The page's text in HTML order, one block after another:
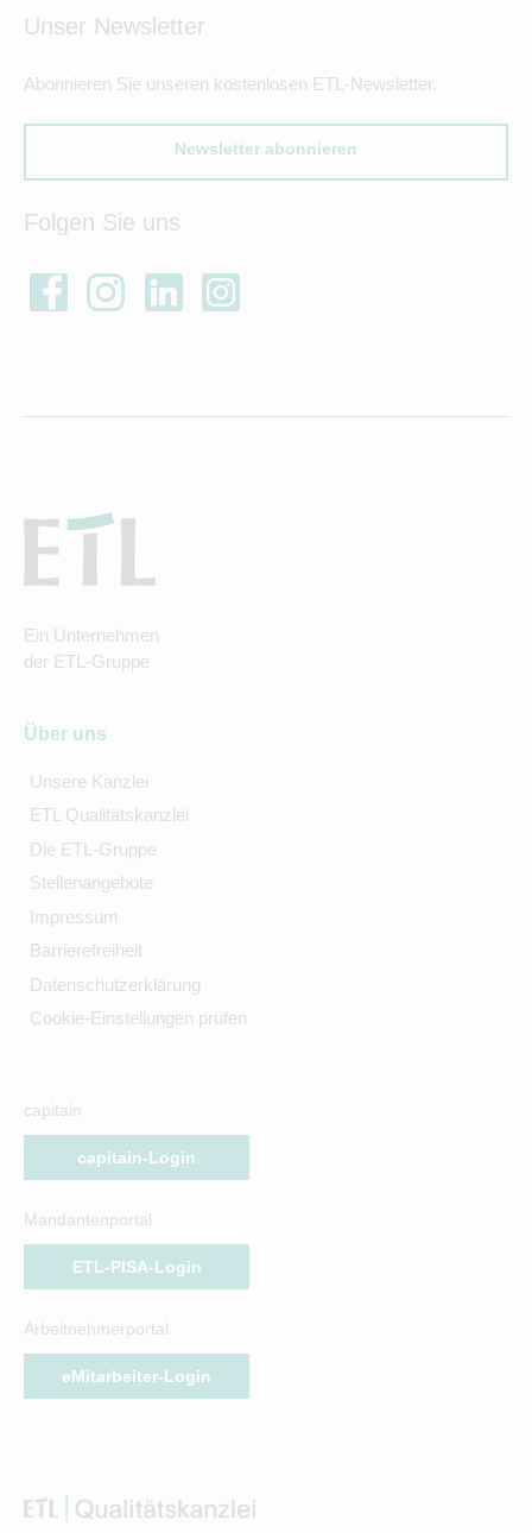
Unser Newsletter
Abonnieren Sie unseren kostenlosen ETL-Newsletter.
Newsletter abonnieren
Folgen Sie uns
Ein Unternehmen
der ETL-Gruppe
Über uns
Unsere Kanzlei
ETL Qualitätskanzlei
Die ETL-Gruppe
Stellenangebote
Impressum
Barrierefreiheit
Datenschutzerklärung
Cookie-Einstellungen prüfen
capitain
capitain-Login
Mandantenportal
ETL-PISA-Login
Arbeitnehmerportal
eMitarbeiter-Login